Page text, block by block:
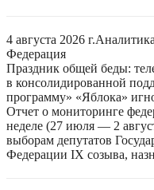
4 августа 2026 г.Аналитика
Федерация
Праздник общей беды:
в консолидированной
программу» «Яблока»
Отчет о мониторинге
неделе (27 июля — 2
выборам депутатов
Федерации IX созыва,